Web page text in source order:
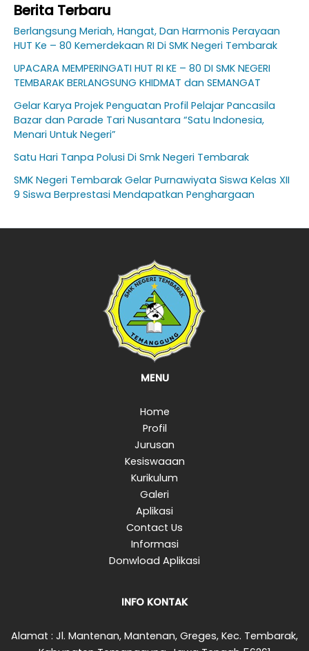
Berita Terbaru
Berlangsung Meriah, Hangat, Dan Harmonis Perayaan
HUT Ke – 80 Kemerdekaan RI Di SMK Negeri Tembarak
UPACARA MEMPERINGATI HUT RI KE – 80 DI SMK NEGERI
TEMBARAK BERLANGSUNG KHIDMAT dan SEMANGAT
Gelar Karya Projek Penguatan Profil Pelajar Pancasila
Bazar dan Parade Tari Nusantara “Satu Indonesia,
Menari Untuk Negeri”
Satu Hari Tanpa Polusi Di Smk Negeri Tembarak
SMK Negeri Tembarak Gelar Purnawiyata Siswa Kelas XII
9 Siswa Berprestasi Mendapatkan Penghargaan
MENU
Home
Profil
Jurusan
Kesiswaaan
Kurikulum
Galeri
Aplikasi
Contact Us
Informasi
Donwload Aplikasi
INFO KONTAK
Alamat : Jl. Mantenan, Mantenan, Greges, Kec. Tembarak,